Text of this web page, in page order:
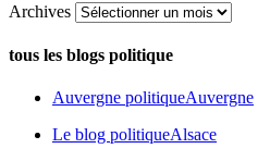
Archives
tous les blogs politique
Auvergne politiqueAuvergne
Le blog politiqueAlsace